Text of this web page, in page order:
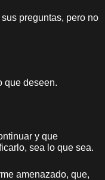
preguntas, pero no
que deseen.
y que
sea lo que sea.
amenazado, que,